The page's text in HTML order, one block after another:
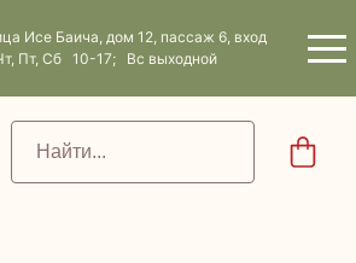
Исе Баича, дом 12, пассаж 6, вход
Пт, Сб 10-17; Вс выходной